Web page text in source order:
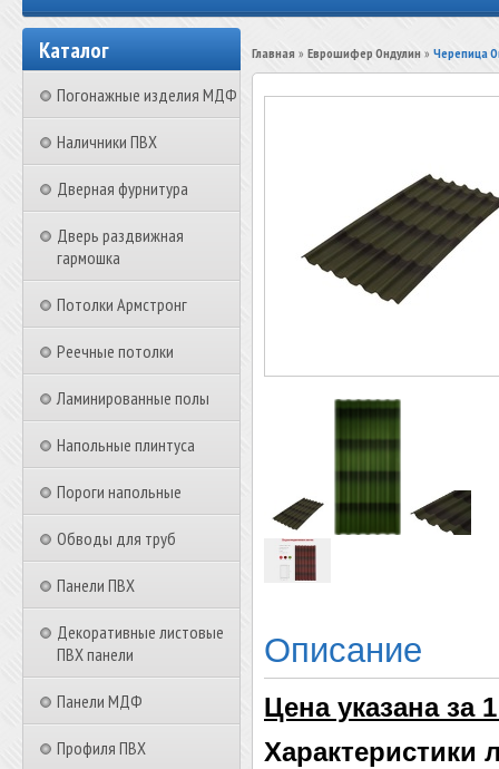
Каталог
Погонажные изделия МДФ
Наличники ПВХ
Дверная фурнитура
Дверь раздвижная
гармошка
Потолки Армстронг
Реечные потолки
Ламинированные полы
Напольные плинтуса
Пороги напольные
Обводы для труб
Панели ПВХ
Декоративные листовые
ПВХ панели
Панели МДФ
Профиля ПВХ
Главная » Еврошифер Ондулин » Черепица
Описание
Цена указана за
Характеристики